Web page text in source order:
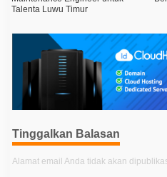
v
i
i
p
o
s
Talenta Luwu Timur
Tinggalkan Balasan
Alamat email Anda tidak akan